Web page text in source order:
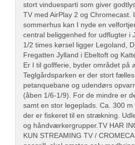
stort vinduesparti som giver
TV med AirPlay 2 og Chromecast.
sommerhus kan I nyde en
central beliggenhed for udflugter i
1/2 times kørsel ligger Legoland,
Fregatten Jylland i Ebeltoft og
Er I til golfferie, byder området på
Teglgårdsparken er der stort
petanquebane og udendørs
(åben 1/6-1/9). For de mindre er
samt en stor legeplads. Ca. 300
der er fiskeret til en strækning.
og håndværkergrupper.TV HAR
KUN STREAMING TV /